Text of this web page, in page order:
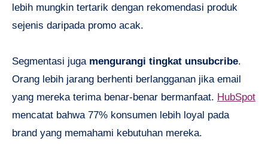
lebih mungkin tertarik dengan rekomendasi produk
sejenis daripada promo acak.
Segmentasi juga mengurangi tingkat unsubcribe.
Orang lebih jarang berhenti berlangganan jika email
yang mereka terima benar-benar bermanfaat. HubSpot
mencatat bahwa 77% konsumen lebih loyal pada
brand yang memahami kebutuhan mereka.